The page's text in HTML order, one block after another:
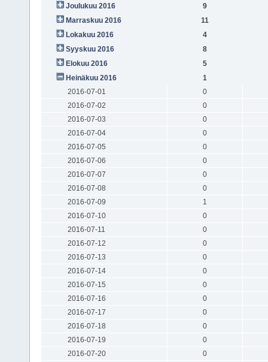
Joulukuu 2016
9
Marraskuu 2016
11
Lokakuu 2016
4
Syyskuu 2016
8
Elokuu 2016
5
Heinäkuu 2016
1
2016-07-01
0
2016-07-02
0
2016-07-03
0
2016-07-04
0
2016-07-05
0
2016-07-06
0
2016-07-07
0
2016-07-08
0
2016-07-09
1
2016-07-10
0
2016-07-11
0
2016-07-12
0
2016-07-13
0
2016-07-14
0
2016-07-15
0
2016-07-16
0
2016-07-17
0
2016-07-18
0
2016-07-19
0
2016-07-20
0